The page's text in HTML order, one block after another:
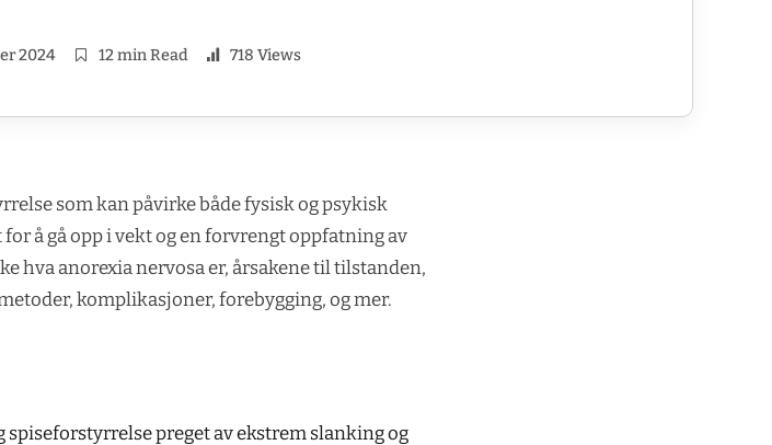
2024 12 min Read 718 Views
som kan påvirke både fysisk og psykisk
å gå opp i vekt og en forvrengt oppfatning av
hva anorexia nervosa er, årsakene til tilstanden,
komplikasjoner, forebygging, og mer.
spiseforstyrrelse preget av ekstrem slanking og